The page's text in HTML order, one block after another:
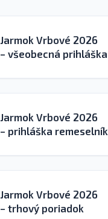
Jarmok Vrbové 2026
– všeobecná prihláška
Jarmok Vrbové 2026
– prihláška remeselník
Jarmok Vrbové 2026
– trhový poriadok